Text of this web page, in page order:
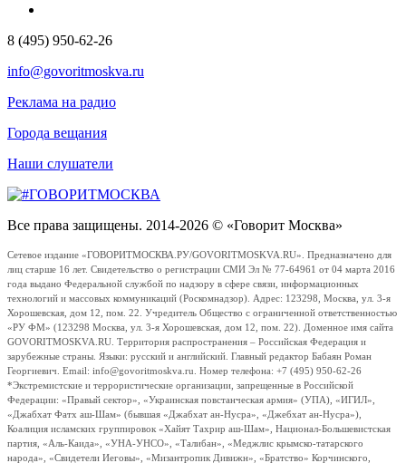
8 (495) 950-62-26
info@govoritmoskva.ru
Реклама на радио
Города вещания
Наши слушатели
Все права защищены. 2014-2026 © «Говорит Москва»
Сетевое издание «ГОВОРИТМОСКВА.РУ/GOVORITMOSKVA.RU». Предназначено для
лиц старше 16 лет. Свидетельство о регистрации СМИ Эл № 77-64961 от 04 марта 2016
года выдано Федеральной службой по надзору в сфере связи, информационных
технологий и массовых коммуникаций (Роскомнадзор). Адрес: 123298, Москва, ул. 3-я
Хорошевская, дом 12, пом. 22. Учредитель Общество с ограниченной ответственностью
«РУ ФМ» (123298 Москва, ул. 3-я Хорошевская, дом 12, пом. 22). Доменное имя сайта
GOVORITMOSKVA.RU. Территория распространения – Российская Федерация и
зарубежные страны. Языки: русский и английский. Главный редактор Бабаян Роман
Георгиевич. Email: info@govoritmoskva.ru. Номер телефона: +7 (495) 950-62-26
*Экстремистские и террористические организации, запрещенные в Российской
Федерации: «Правый сектор», «Украинская повстанческая армия» (УПА), «ИГИЛ»,
«Джабхат Фатх аш-Шам» (бывшая «Джабхат ан-Нусра», «Джебхат ан-Нусра»),
Коалиция исламских группировок «Хайят Тахрир аш-Шам», Национал-Большевистская
партия, «Аль-Каида», «УНА-УНСО», «Талибан», «Меджлис крымско-татарского
народа», «Свидетели Иеговы», «Мизантропик Дивижн», «Братство» Корчинского,